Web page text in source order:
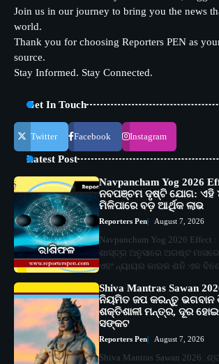
Join us in our journey to bring you the news
world.
Thank you for choosing Reporters PEN as
source.
Stay Informed. Stay Connected.
Get In Touch
Twitter Facebook Instagram
Latest Post
Navpancham Yog 2026
ନବପଞ୍ଚମ ଦୃଷ୍ଟି ଯୋଗ: ଏହି
ମିଳିପାରେ ବଡ଼ ଆର୍ଥିକ ଲାଭ
Reporters Pen August 7, 2026
Navpancham Yog 2026
ଶାସ୍ତ୍ର ଅନୁସାରେ ଅଗଷ୍ଟ
ଏବଂ ନ୍ୟାୟର କାରକ ଶନି ଏକ
Shiva Mantras Sawan
ନିୟମିତ ଜପ କରନ୍ତୁ ଭଗବାନ
ଶକ୍ତିଶାଳୀ ମନ୍ତ୍ର, ଦୂର
ସଙ୍କଟ
Reporters Pen August 7, 2026
Shiva Mantras Sawan 2026: